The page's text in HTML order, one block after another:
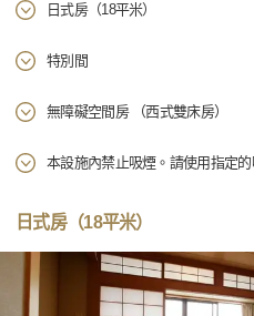
日式房（18平米）
特別間
無障礙空間房 （西式雙床房）
本設施內禁止吸煙。請使用指定的
日式房（18平米）